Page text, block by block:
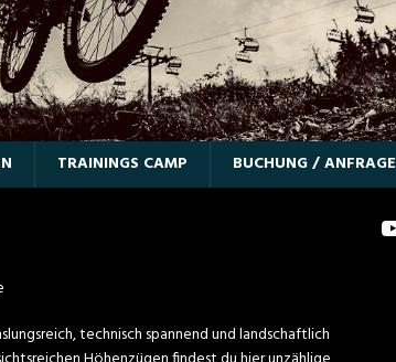
TRAININGS CAMP BUCHUNG / ANFRAGE
technisch spannend und landschaftlich